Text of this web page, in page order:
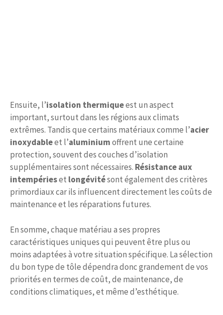
Ensuite, l’isolation thermiqueest un aspect
important, surtout dans les régions aux climats
extrêmes. Tandis que certains matériaux comme l’acier
inoxydableet l’aluminiumoffrent une certaine
protection, souvent des couches d’isolation
supplémentaires sont nécessaires. Résistance aux
intempérieset longévitésont également des critères
primordiaux car ils influencent directement les coûts de
maintenance et les réparations futures.
En somme, chaque matériau a ses propres
caractéristiques uniques qui peuvent être plus ou
moins adaptées à votre situation spécifique. La sélection
du bon type de tôle dépendra donc grandement de vos
priorités en termes de coût, de maintenance, de
conditions climatiques, et même d’esthétique.